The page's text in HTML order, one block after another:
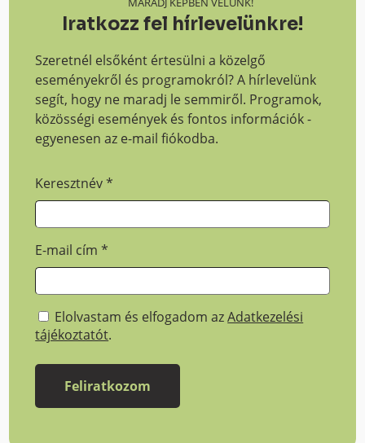
Iratkozz fel hírlevelünkre!
Szeretnél elsőként értesülni a közelgő
eseményekről és programokról? A hírlevelünk
segít, hogy ne maradj le semmiről. Programok,
közösségi események és fontos információk -
egyenesen az e-mail fiókodba.
Keresztnév*
E-mail cím*
Elolvastam és elfogadom azAdatkezelési
tájékoztatót.